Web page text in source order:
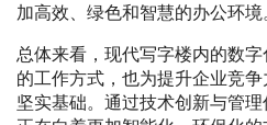
加高效、绿色和智慧的办公环境
总体来看，现代写字楼内的数
的工作方式，也为提升企业竞
坚实基础。通过技术创新与管